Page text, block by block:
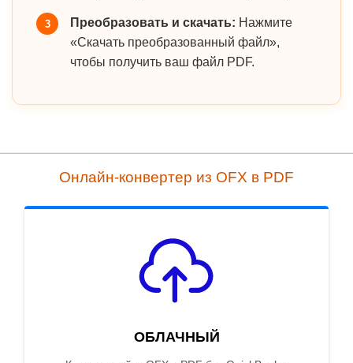
3 Преобразовать и скачать: Нажмите
«Скачать преобразованный файл»,
чтобы получить ваш файл PDF.
Онлайн-конвертер из OFX в PDF
ОБЛАЧНЫЙ